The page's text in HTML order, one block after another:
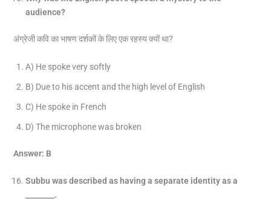
audience?
अंग्रेजी कवि का भाषण दर्शकों के लिए एक रहस्य क्यों था?
A) He spoke very softly
B) Due to his accent and the high level of English
C) He spoke in French
D) The microphone was broken
Answer: B
Subbu was described as having a separate identity as a
________.